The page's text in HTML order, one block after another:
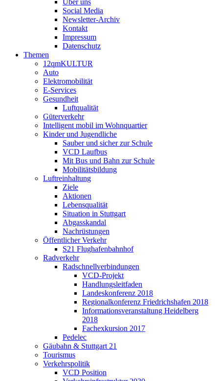
Über uns
Social Media
Newsletter-Archiv
Kontakt
Impressum
Datenschutz
Themen
12qmKULTUR
Auto
Elektromobilität
E-Services
Gesundheit
Luftqualität
Güterverkehr
Intelligent mobil im Wohnquartier
Kinder und Jugendliche
Sauber und sicher zur Schule
VCD Laufbus
Mit Bus und Bahn zur Schule
Mobilitätsbildung
Luftreinhaltung
Ziele
Aktionen
Lebensqualität
Situation in Stuttgart
Abgasskandal
Nachrüstungen
Öffentlicher Verkehr
S21 Flughafenbahnhof
Radverkehr
Radschnellverbindungen
VCD-Projekt
Handlungsleitfaden
Landeskonferenz 2018
Regionalkonferenz Friedrichshafen 2018
Informationsveranstaltung Heidelberg
2018
Fachexkursion 2017
Pedelec
Gäubahn & Stuttgart 21
Tourismus
Verkehrspolitik
VCD Position